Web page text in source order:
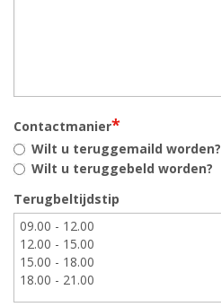
Contactmanier*
Wilt u teruggemaild worden?
Wilt u teruggebeld worden?
Terugbeltijdstip